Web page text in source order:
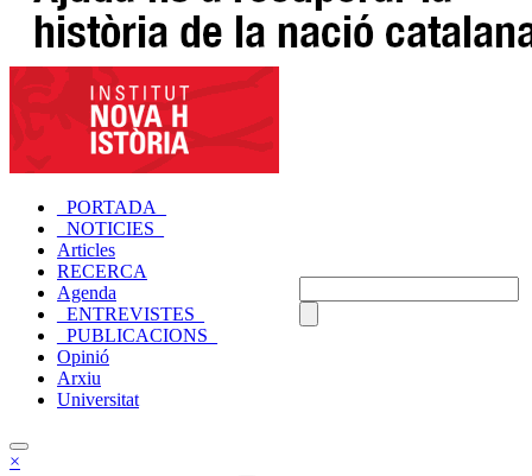
_PORTADA_
_NOTICIES_
Articles
RECERCA
Agenda
_ENTREVISTES_
_PUBLICACIONS_
Opinió
Arxiu
Universitat
×